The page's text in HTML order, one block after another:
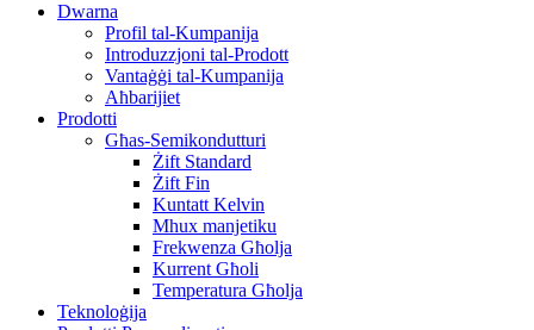
Dwarna
Profil tal-Kumpanija
Introduzzjoni tal-Prodott
Vantaġġi tal-Kumpanija
Aħbarijiet
Prodotti
Għas-Semikondutturi
Żift Standard
Żift Fin
Kuntatt Kelvin
Mhux manjetiku
Frekwenza Għolja
Kurrent Għoli
Temperatura Għolja
Teknoloġija